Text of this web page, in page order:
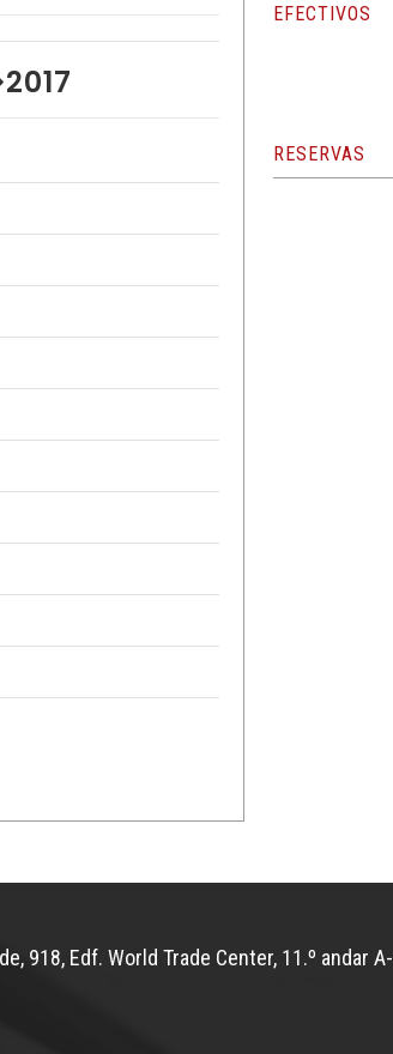
2017
EFECTIVOS
RESERVAS
918, Edf. World Trade Center, 11.º andar